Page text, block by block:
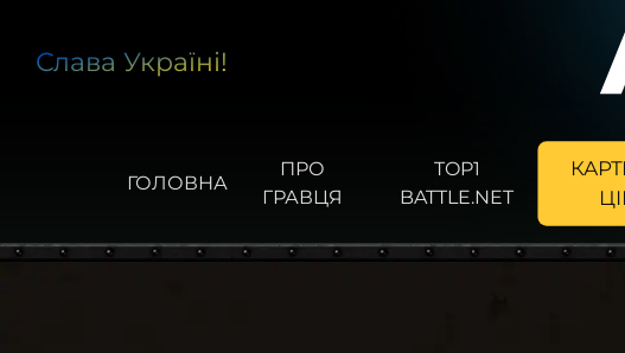
Слава Україні!
ГОЛОВНА
ПРО
ГРАВЦЯ
TOP1
BATTLE.NET